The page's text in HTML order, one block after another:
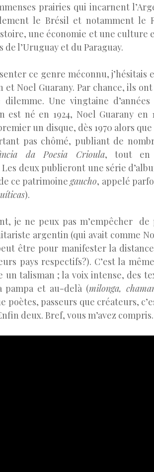
prairies qui incarnent
le Brésil et notamment le
une économie et une culture
de l’Uruguay et du Paraguay.
ce genre méconnu,
et Noel Guarany. Par chance, ils
Une vingtaine
est né en 1924, Noel Guarany en
un disque, dès 1970 alors
pas chômé, publiant de
da Poesia Crioula, tout en
deux publieront une série
ce patrimoinegaucho, appelé
).
je ne peux pas m’empêcher de
argentin (qui avait comme
être pour manifester la
pays respectifs?). C’est la
un talisman ; la voix intense, des
pampa et au-delà (milonga,
poètes, passeurs que créateurs,
deux. Bref, vous m’avez compris.